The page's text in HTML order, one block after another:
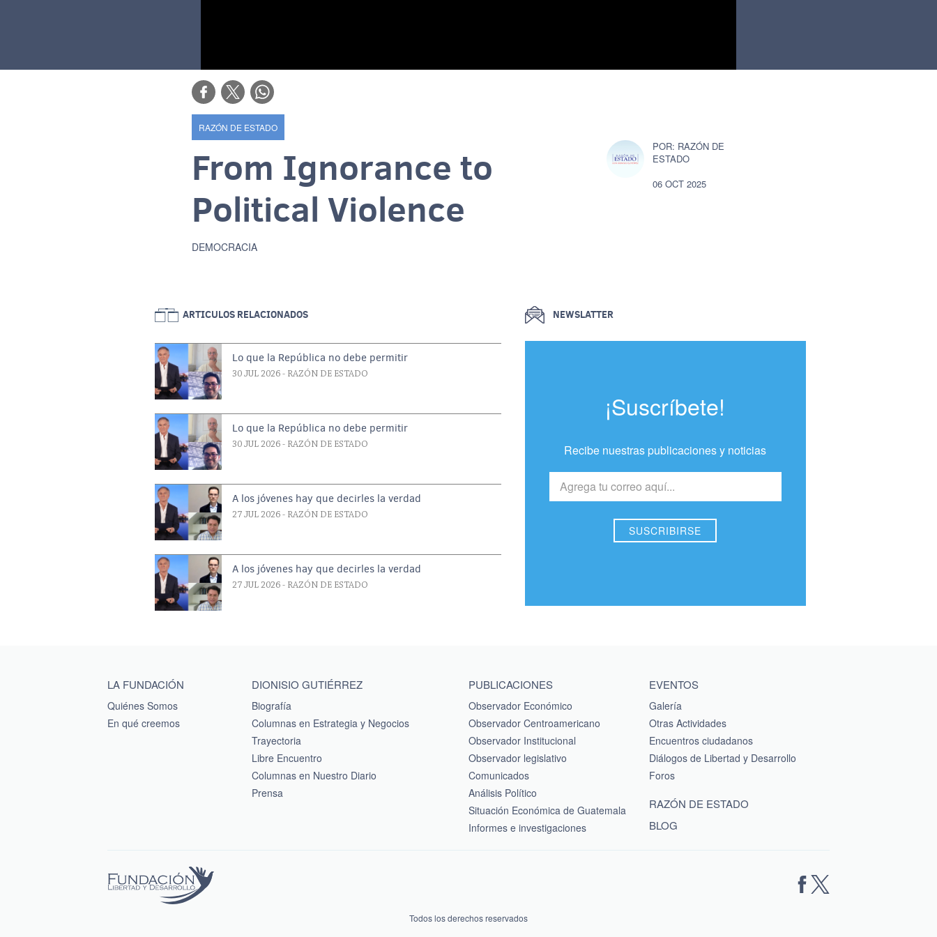
RAZÓN DE ESTADO
From Ignorance to
Political Violence
DEMOCRACIA
RAZÓN DE
ESTADO
06 OCT 2025
ARTICULOS RELACIONADOS
Lo que la República no debe permitir
30 JUL 2026 - RAZÓN DE ESTADO
Lo que la República no debe permitir
30 JUL 2026 - RAZÓN DE ESTADO
A los jóvenes hay que decirles la verdad
27 JUL 2026 - RAZÓN DE ESTADO
A los jóvenes hay que decirles la verdad
27 JUL 2026 - RAZÓN DE ESTADO
NEWSLATTER
¡Suscríbete!
Recibe nuestras publicaciones y noticias
Main menu footer
LA FUNDACIÓN
Quiénes Somos
En qué creemos
DIONISIO GUTIÉRREZ
Biografía
Columnas en Estrategia y Negocios
Trayectoria
Libre Encuentro
Columnas en Nuestro Diario
Prensa
PUBLICACIONES
Observador Económico
Observador Centroamericano
Observador Institucional
Observador legislativo
Comunicados
Análisis Político
Situación Económica de Guatemala
Informes e investigaciones
EVENTOS
Galería
Otras Actividades
Encuentros ciudadanos
Diálogos de Libertad y Desarrollo
Foros
RAZÓN DE ESTADO
BLOG
Todos los derechos reservados